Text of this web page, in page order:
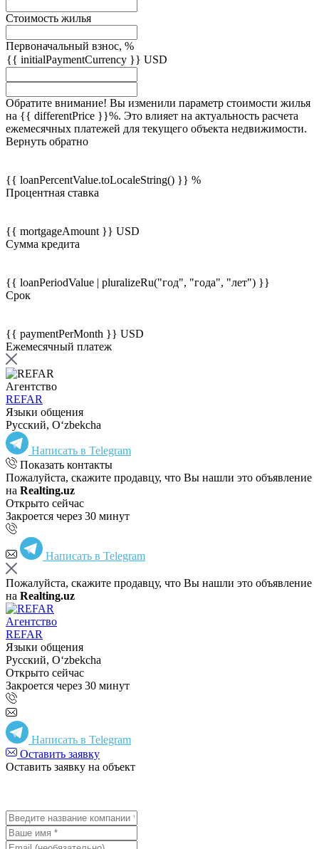
Стоимость жилья
Первоначальный взнос, %
{{ initialPaymentCurrency }} USD
Обратите внимание! Вы изменили параметр стоимости жилья
на {{ differentPrice }}%. Это влияет на актуальность расчета
ежемесячных платежей для текущего объекта недвижимости.
Вернуть обратно
{{ loanPercentValue.toLocaleString() }} %
Процентная ставка
{{ mortgageAmount }} USD
Сумма кредита
{{ loanPeriodValue | pluralizeRu("год", "года", "лет") }}
Срок
{{ paymentPerMonth }} USD
Ежемесячный платеж
Агентство
REFAR
Языки общения
Русский, Oʻzbekcha
Написать в Telegram
Показать контакты
Пожалуйста, скажите продавцу, что Вы нашли это объявление
на Realting.uz
Открыто сейчас
Закроется через 30 минут
Написать в Telegram
Пожалуйста, скажите продавцу, что Вы нашли это объявление
на Realting.uz
Агентство
REFAR
Языки общения
Русский, Oʻzbekcha
Открыто сейчас
Закроется через 30 минут
Написать в Telegram
Оставить заявку
Оставить заявку на объект